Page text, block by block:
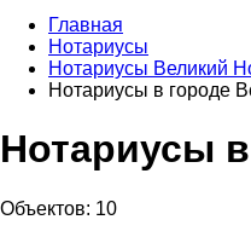
Главная
Нотариусы
Нотариусы Великий
Нотариусы в городе
Нотариусы
Объектов: 10